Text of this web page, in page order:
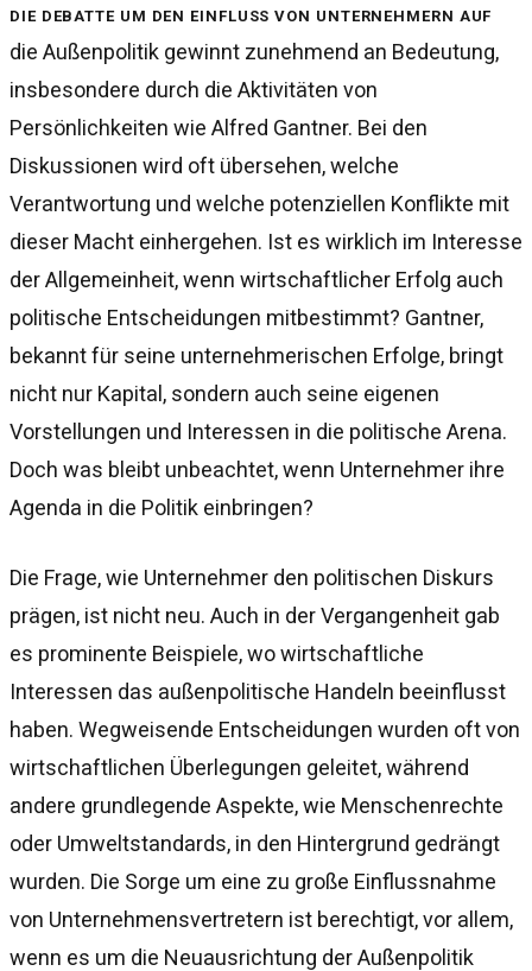
Die Debatte um den Einfluss von Unternehmern auf
die Außenpolitik gewinnt zunehmend an Bedeutung,
insbesondere durch die Aktivitäten von
Persönlichkeiten wie Alfred Gantner. Bei den
Diskussionen wird oft übersehen, welche
Verantwortung und welche potenziellen Konflikte mit
dieser Macht einhergehen. Ist es wirklich im Interesse
der Allgemeinheit, wenn wirtschaftlicher Erfolg auch
politische Entscheidungen mitbestimmt? Gantner,
bekannt für seine unternehmerischen Erfolge, bringt
nicht nur Kapital, sondern auch seine eigenen
Vorstellungen und Interessen in die politische Arena.
Doch was bleibt unbeachtet, wenn Unternehmer ihre
Agenda in die Politik einbringen?
Die Frage, wie Unternehmer den politischen Diskurs
prägen, ist nicht neu. Auch in der Vergangenheit gab
es prominente Beispiele, wo wirtschaftliche
Interessen das außenpolitische Handeln beeinflusst
haben. Wegweisende Entscheidungen wurden oft von
wirtschaftlichen Überlegungen geleitet, während
andere grundlegende Aspekte, wie Menschenrechte
oder Umweltstandards, in den Hintergrund gedrängt
wurden. Die Sorge um eine zu große Einflussnahme
von Unternehmensvertretern ist berechtigt, vor allem,
wenn es um die Neuausrichtung der Außenpolitik